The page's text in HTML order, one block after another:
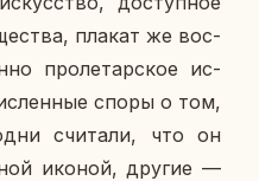
плакат же вос­
про­ле­тар­ское ис­
споры о том,
счи­та­ли, что он
иконой, другие —